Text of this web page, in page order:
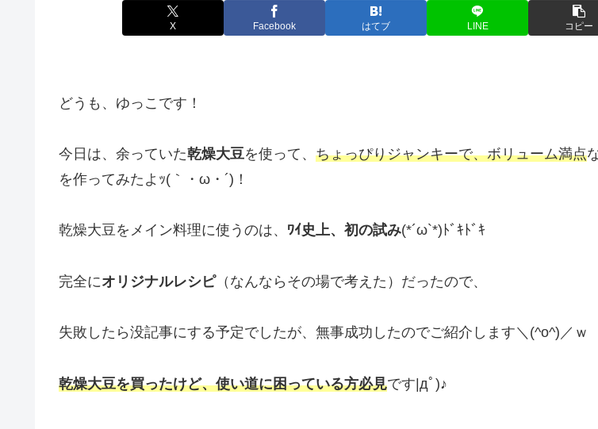
X Facebook はてブ LINE コピー
どうも、ゆっこです！
今日は、余っていた乾燥大豆を使って、 ちょっぴりジャンキーで、ボリューム満点
を作ってみたよｯ(｀・ω・´)！
乾燥大豆をメイン料理に使うのは、 ﾜｲ史上、初の試み(*´ω`*)ﾄﾞｷﾄﾞｷ
完全にオリジナルレシピ（なんならその場で考えた）だったので、
失敗したら没記事にする予定でしたが、無事成功したのでご紹介します＼(^o^)／ｗ
乾燥大豆を買ったけど、使い道に困っている方必見です|дﾟ)♪